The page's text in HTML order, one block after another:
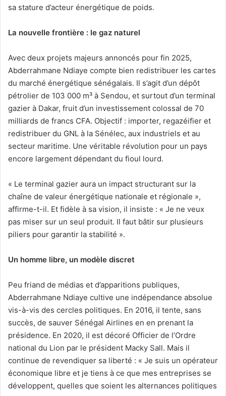
sa stature d’acteur énergétique de poids.
La nouvelle frontière : le gaz naturel
Avec deux projets majeurs annoncés pour fin 2025,
Abderrahmane Ndiaye compte bien redistribuer les cartes
du marché énergétique sénégalais. Il s’agit d’un dépôt
pétrolier de 103 000 m³ à Sendou, et surtout d’un terminal
gazier à Dakar, fruit d’un investissement colossal de 70
milliards de francs CFA. Objectif : importer, regazéifier et
redistribuer du GNL à la Sénélec, aux industriels et au
secteur maritime. Une véritable révolution pour un pays
encore largement dépendant du fioul lourd.
« Le terminal gazier aura un impact structurant sur la
chaîne de valeur énergétique nationale et régionale »,
affirme-t-il. Et fidèle à sa vision, il insiste : « Je ne veux
pas miser sur un seul produit. Il faut bâtir sur plusieurs
piliers pour garantir la stabilité ».
Un homme libre, un modèle discret
Peu friand de médias et d’apparitions publiques,
Abderrahmane Ndiaye cultive une indépendance absolue
vis-à-vis des cercles politiques. En 2016, il tente, sans
succès, de sauver Sénégal Airlines en en prenant la
présidence. En 2020, il est décoré Officier de l’Ordre
national du Lion par le président Macky Sall. Mais il
continue de revendiquer sa liberté : « Je suis un opérateur
économique libre et je tiens à ce que mes entreprises se
développent, quelles que soient les alternances politiques